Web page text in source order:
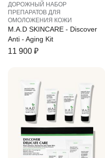
ДОРОЖНЫЙ НАБОР
ПРЕПАРАТОВ ДЛЯ
ОМОЛОЖЕНИЯ КОЖИ
M.A.D SKINCARE - Discover
Anti - Aging Kit
11 900 ₽